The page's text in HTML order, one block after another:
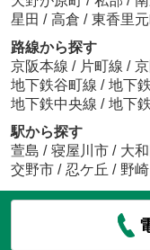
星田 / 高倉 / 東香里
路線から探す
京阪本線 / 片町線 /
地下鉄谷町線 / 地下
地下鉄中央線 / 地下
駅から探す
萱島 / 寝屋川市 / 大
交野市 / 忍ケ丘 / 野崎